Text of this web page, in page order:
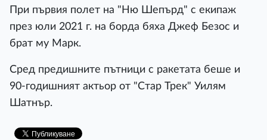
При първия полет на "Ню Шепърд" с екипаж
през юли 2021 г. на борда бяха Джеф Безос и
брат му Марк.
Сред предишните пътници с ракетата беше и
90-годишният актьор от "Стар Трек" Уилям
Шатнър.